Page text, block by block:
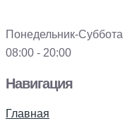
Понедельник-Суббота
08:00 - 20:00
Навигация
Главная